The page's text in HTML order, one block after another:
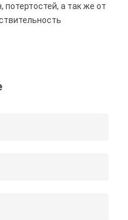
а так же от